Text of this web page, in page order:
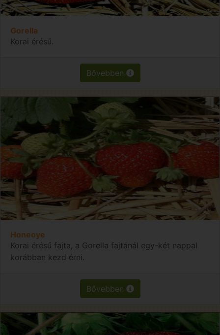
Gorella
Korai érésű.
Bővebben
Honeoye
Korai érésű fajta, a Gorella fajtánál egy-két nappal
korábban kezd érni.
Bővebben